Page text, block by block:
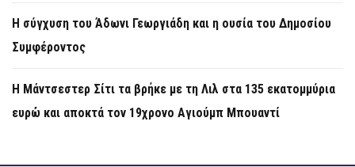
Η σύγχυση του Άδωνι Γεωργιάδη και η ουσία του Δημοσίου
Συμφέροντος
Η Μάντσεστερ Σίτι τα βρήκε με τη Λιλ στα 135 εκατομμύρια
ευρώ και αποκτά τον 19χρονο Αγιούμπ Μπουαντί